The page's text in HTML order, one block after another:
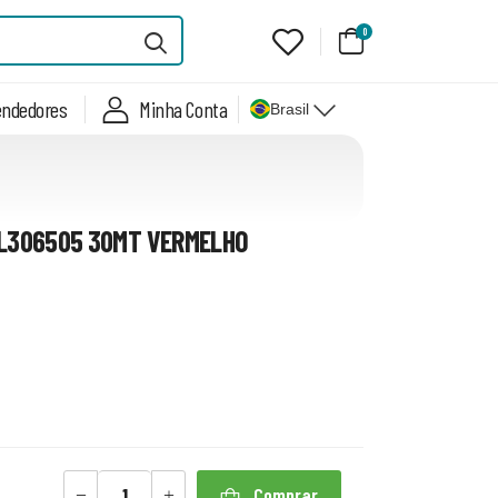
0
Minha Conta Brasil
30MT VERMELHO